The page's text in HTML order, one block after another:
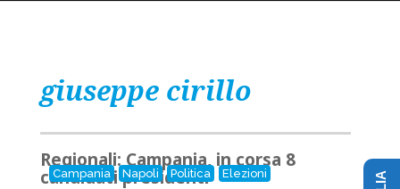
giuseppe cirillo
Campania Napoli Politica Elezioni
Regionali: Campania, in corsa 8
candidati presidenti